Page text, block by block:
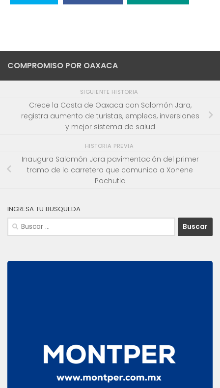
COMPROMISO POR OAXACA
SIGUIENTE HISTORIA
Crece la Costa de Oaxaca con Salomón Jara,
registra aumento de turistas, empleos, inversiones
y mejor sistema de salud
HISTORIA PREVIA
Inaugura Salomón Jara pavimentación del primer
tramo de la carretera que comunica a Xonene
Pochutla
INGRESA TU BUSQUEDA
Buscar: